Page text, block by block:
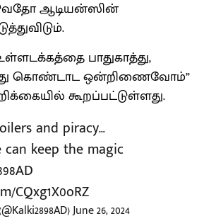
ஆடியன்ஸின்
பாதுகாத்து,
கொண்டாட ஒன்றிணைவோம்”
கூறப்பட்டுள்ளது.
and piracy…
can keep the magic
CQxg1X0oRZ
June 26, 2024